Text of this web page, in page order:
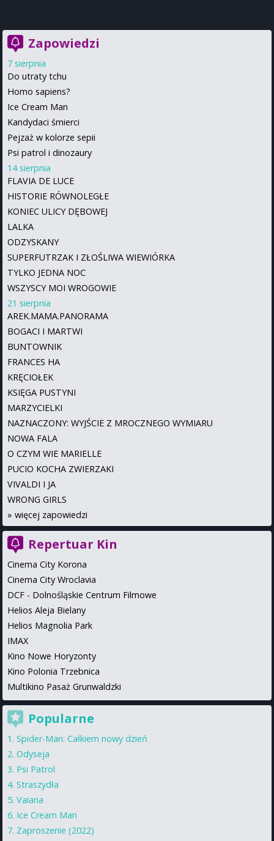
Zapowiedzi
7 sierpnia
Do utraty tchu
Homo sapiens?
Ice Cream Man
Kandydaci śmierci
Pejzaż w kolorze sepii
Psi patrol i dinozaury
14 sierpnia
FLAVIA DE LUCE
HISTORIE RÓWNOLEGŁE
KONIEC ULICY DĘBOWEJ
LALKA
ODZYSKANY
SUPERFUTRZAK I ZŁOŚLIWA WIEWIÓRKA
TYLKO JEDNA NOC
WSZYSCY MOI WROGOWIE
21 sierpnia
AREK.MAMA.PANORAMA
BOGACI I MARTWI
BUNTOWNIK
FRANCES HA
KRĘCIOŁEK
KSIĘGA PUSTYNI
MARZYCIELKI
NAZNACZONY: WYJŚCIE Z MROCZNEGO WYMIARU
NOWA FALA
O CZYM WIE MARIELLE
PUCIO KOCHA ZWIERZAKI
VIVALDI I JA
WRONG GIRLS
» więcej zapowiedzi
Repertuar Kin
Cinema City Korona
Cinema City Wroclavia
DCF - Dolnośląskie Centrum Filmowe
Helios Aleja Bielany
Helios Magnolia Park
IMAX
Kino Nowe Horyzonty
Kino Polonia Trzebnica
Multikino Pasaż Grunwaldzki
Popularne
Spider-Man: Całkiem nowy dzień
Odyseja
Psi Patrol
Straszydła
Vaiana
Ice Cream Man
Zaproszenie (2022)